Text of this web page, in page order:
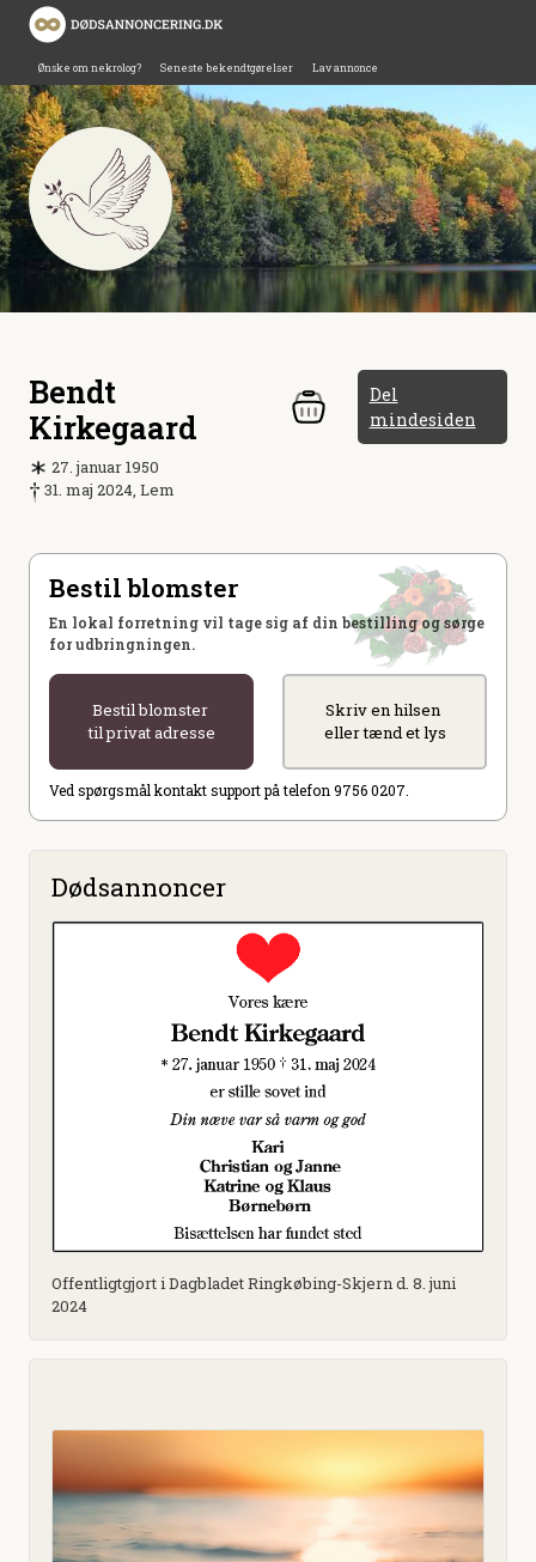
Ønske om nekrolog? Seneste bekendtgørelser Lav annonce
Bendt
Kirkegaard
Del
mindesiden
27. januar 1950
31. maj 2024, Lem
Bestil blomster
En lokal forretning vil tage sig af din bestilling og sørge
for udbringningen.
Bestil blomster
til privat adresse
Skriv en hilsen
eller tænd et lys
Ved spørgsmål kontakt support på telefon 9756 0207.
Dødsannoncer
Offentligtgjort i Dagbladet Ringkøbing-Skjern d. 8. juni
2024